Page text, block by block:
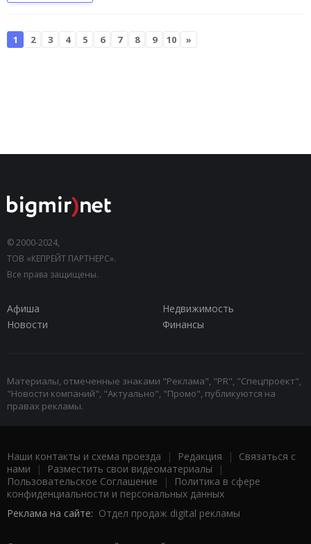
1 2 3 4 5 6 7 8 9 10 »
© 2000-2024,
ТОВ «КЕПРЕЙТ ПАРТНЕРС».
Все права защищены.
Афиша
Недвижимость
Новости
Финансы
Материалы, отмеченные знаками "Реклама", "PR", "Спецпроект",
"Новости компаний", "Актуально", "Промо", публикуются на
правах рекламы.
Наши контакты и схема проезда | Редакция | Связаться с
нами | Разместить свои видеоматериалы |
Пользовательское Соглашение |
Политика в сфере
конфиденциальности и персональных данных
Реклама на сайте: Отдел продаж digital рекламы